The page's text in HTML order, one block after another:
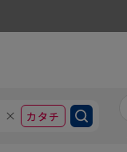
カタチ